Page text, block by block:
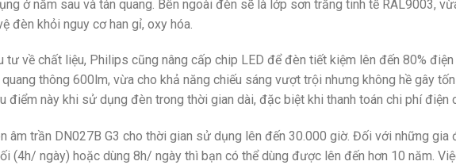
ở nắm sau và tán quang. Bên ngoài đèn sẽ là lớp sơn trắng tinh tếRAL9003,
đèn khỏi nguy cơ han gỉ, oxy hóa.
tư về chất liệu, Philips cũng nâng cấp chip LED để đèn tiết kiệm lên đến 80%
thông 600lm, vừa cho khả năng chiếu sáng vượt trội nhưng không hề gây
điểm này khi sử dụng đèn trong thời gian dài, đặc biệt khi thanh toán chi phí điện
âm trần DN027B G3 cho thời gian sử dụng lên đến 30.000 giờ. Đối với những gia
(4h/ ngày) hoặc dùng 8h/ ngày thì bạn có thể dùng được lên đến hơn 10 năm.